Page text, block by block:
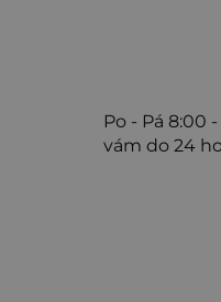
Po - Pá 8:00 -
vám do 24